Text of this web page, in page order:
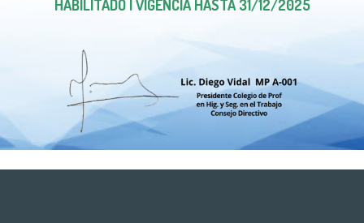
HABILITADO | VIGENCIA HASTA 31/12/2025